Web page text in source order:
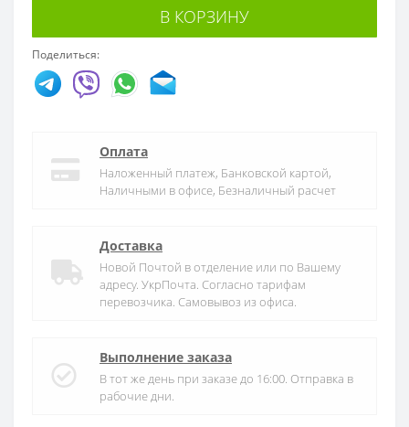
В КОРЗИНУ
Поделиться:
Оплата
Наложенный платеж, Банковской картой,
Наличными в офисе, Безналичный расчет
Доставка
Новой Почтой в отделение или по Вашему
адресу. УкрПочта. Согласно тарифам
перевозчика. Самовывоз из офиса.
Выполнение заказа
В тот же день при заказе до 16:00. Отправка в
рабочие дни.